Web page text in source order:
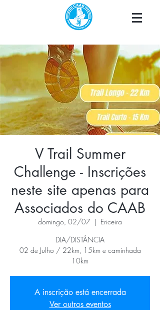
V Trail Summer
Challenge - Inscrições
neste site apenas para
Associados do CAAB
domingo, 02/07
  |
Ericeira
DIA/DISTÂNCIA
02 de Julho / 22km, 15km e caminhada
10km
A inscrição está encerrada
Ver outros eventos